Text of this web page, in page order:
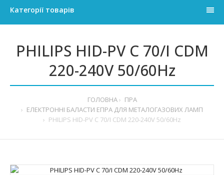
Категорії товарів
PHILIPS HID-PV C 70/I CDM
220-240V 50/60Hz
ГОЛОВНА
ПРА
ЕЛЕКТРОННІ БАЛАСТИ ЕПРА ДЛЯ МЕТАЛОГАЗОВИХ ЛАМП
PHILIPS HID-PV C 70/I CDM 220-240V 50/60Hz